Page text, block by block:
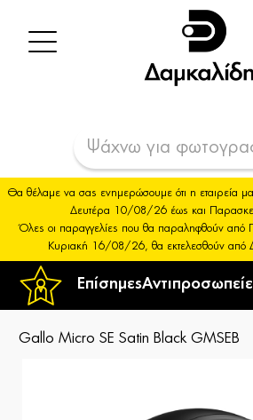
Επίσημες
Θα θέλαμε να σας ενημερώσουμε ότι η εταιρεία
Δευτέρα 10/08/26 έως και
Όλες οι παραγγελίες που θα παραληφθούν
Κυριακή 16/08/26, θα εκτελεσθούν
Gallo Micro SE Satin Black GMSEB